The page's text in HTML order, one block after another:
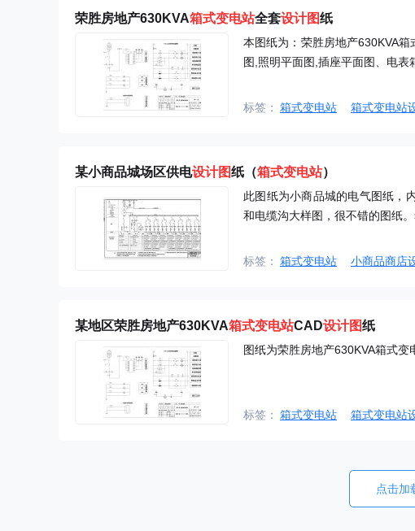
荣胜房地产630KVA箱式变电站全套设计图纸
本图纸为：荣胜房地产630KVA
图,照明平面图,插座平面图、电表
标签： 箱式变电站 箱式变电站
某小商品城场区供电设计图纸（箱式变电站）
此图纸为小商品城的电气图纸，
和电缆沟大样图，很不错的图纸。
标签： 箱式变电站 小商品商店
某地区荣胜房地产630KVA箱式变电站CAD设计图纸
图纸为荣胜房地产630KVA箱式变
标签： 箱式变电站 箱式变电站
点击加